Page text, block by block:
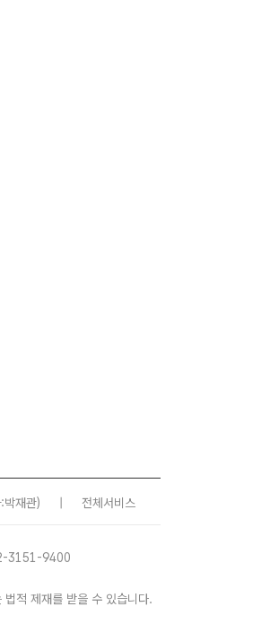
박재관) 전체서비스
3151-9400
적 제재를 받을 수 있습니다.